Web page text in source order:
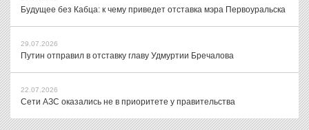
Будущее без Кабца: к чему приведет отставка мэра Первоуральска
29.07.2026
Путин отправил в отставку главу Удмуртии Бречалова
22.07.2026
Сети АЗС оказались не в приоритете у правительства